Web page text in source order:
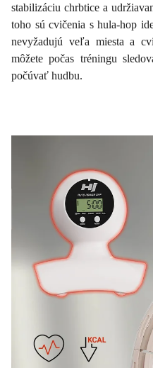
stabilizáciu chrbtice a
toho sú cvičenia s hula-hop
nevyžadujú veľa miesta a
môžete počas tréningu
počúvať hudbu.